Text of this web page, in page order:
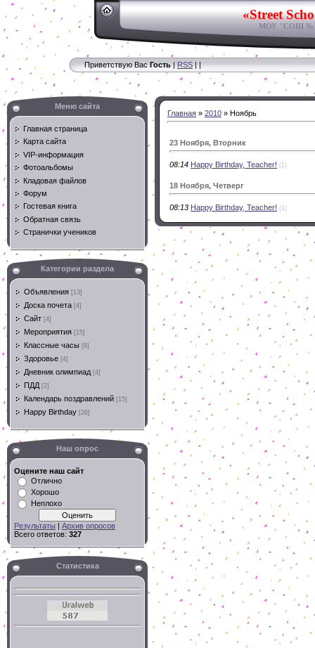
«Street
МОУ "СОШ
Приветствую Вас Гость|RSS||
Меню сайта
Главная страница
Карта сайта
VIP-информация
Фотоальбомы
Кладовая файлов
Форум
Гостевая книга
Обратная связь
Странички учеников
Категории раздела
Объявления [13]
Доска почета [4]
Сайт [4]
Мероприятия [15]
Классные часы [8]
Здоровье [4]
Дневник олимпиад [4]
ПДД [2]
Календарь поздравлений [15]
Happy Birthday [26]
Наш опрос
Оцените наш сайт
Отлично
Хорошо
Неплохо
Результаты | Архив опросов
Всего ответов: 327
Статистика
Главная » 2010 » Ноябрь
23 Ноября, Вторник
08:14 Happy Birthday, Teacher! (1)
18 Ноября, Четверг
08:13 Happy Birthday, Teacher! (1)